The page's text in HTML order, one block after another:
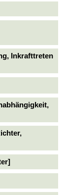
Inkrafttreten